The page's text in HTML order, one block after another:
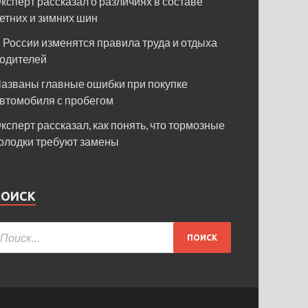
и зимних шин
России изменятся правила труда и отдыха
главные ошибки при покупке
с пробегом
рассказал, как понять, что тормозные
требуют замены